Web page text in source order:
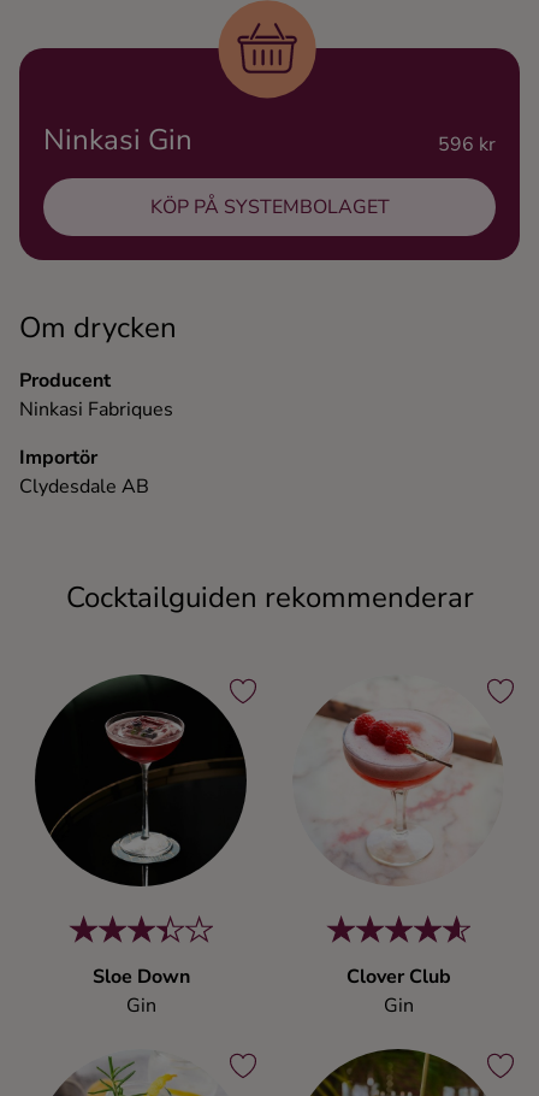
Ingredienser
Om drycken
Producent
Ninkasi Fabriques
Importör
Clydesdale AB
Ninkasi Gin 596 kr
KÖP PÅ SYSTEMBOLAGET
Cocktailguiden rekommenderar
Sloe Down
Gin
Clover Club
Gin